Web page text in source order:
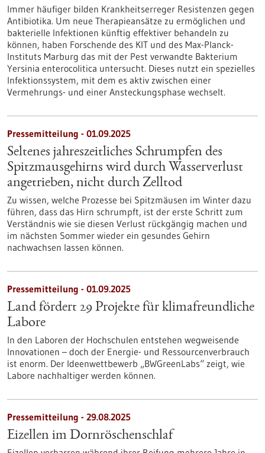
Immer häufiger bilden Krankheitserreger Resistenzen gegen
Antibiotika. Um neue Therapieansätze zu ermöglichen und
bakterielle Infektionen künftig effektiver behandeln zu
können, haben Forschende des KIT und des Max-Planck-
Instituts Marburg das mit der Pest verwandte Bakterium
Yersinia enterocolitica untersucht. Dieses nutzt ein spezielles
Infektionssystem, mit dem es aktiv zwischen einer
Vermehrungs- und einer Ansteckungsphase wechselt.
Pressemitteilung - 01.09.2025
Seltenes jahreszeitliches Schrumpfen des
Spitzmausgehirns wird durch Wasserverlust
angetrieben, nicht durch Zelltod
Zu wissen, welche Prozesse bei Spitzmäusen im Winter dazu
führen, dass das Hirn schrumpft, ist der erste Schritt zum
Verständnis wie sie diesen Verlust rückgängig machen und
im nächsten Sommer wieder ein gesundes Gehirn
nachwachsen lassen können.
Pressemitteilung - 01.09.2025
Land fördert 29 Projekte für klimafreundliche
Labore
In den Laboren der Hochschulen entstehen wegweisende
Innovationen – doch der Energie- und Ressourcenverbrauch
ist enorm. Der Ideenwettbewerb „BWGreenLabs“ zeigt, wie
Labore nachhaltiger werden können.
Pressemitteilung - 29.08.2025
Eizellen im Dornröschenschlaf